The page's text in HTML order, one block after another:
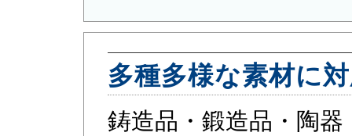
多種多様な素材に
鋳造品・鍛造品・陶